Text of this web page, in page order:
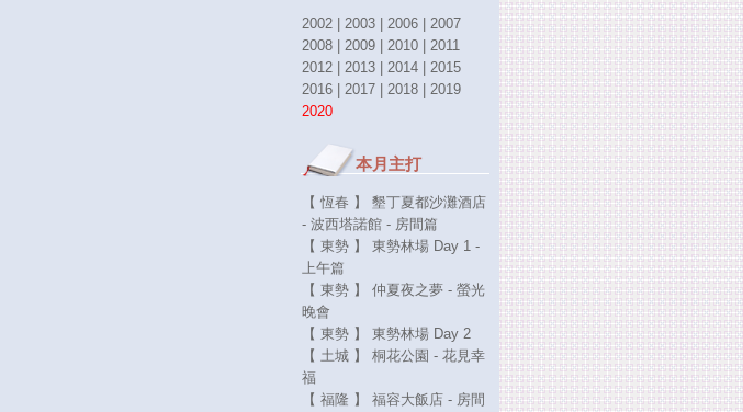
2002 2003 2006
2007
2008
2009 2010
2011
2012
2013 2014
2015
2016
2017 2018
2019
2020
本月主打
【 恆春 】 墾丁夏都沙灘酒店
- 波西塔諾館 - 房間篇
【 東勢 】 東勢林場 Day 1 -
上午篇
【 東勢 】 仲夏夜之夢 - 螢光
晚會
【 東勢 】 東勢林場 Day 2
【 土城 】 桐花公園 - 花見幸
福
【 福隆 】 福容大飯店 - 房間